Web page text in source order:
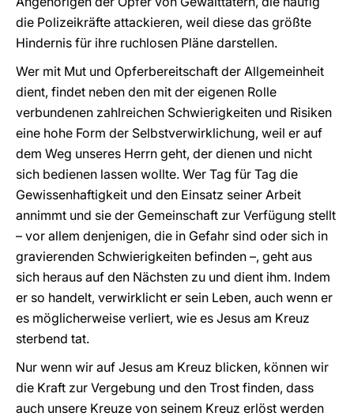
die Polizeikräfte attackieren, weil diese das größte
Hindernis für ihre ruchlosen Pläne darstellen.
Wer mit Mut und Opferbereitschaft der Allgemeinheit
dient, findet neben den mit der eigenen Rolle
verbundenen zahlreichen Schwierigkeiten und Risiken
eine hohe Form der Selbstverwirklichung, weil er auf
dem Weg unseres Herrn geht, der dienen und nicht
sich bedienen lassen wollte. Wer Tag für Tag die
Gewissenhaftigkeit und den Einsatz seiner Arbeit
annimmt und sie der Gemeinschaft zur Verfügung stellt
– vor allem denjenigen, die in Gefahr sind oder sich in
gravierenden Schwierigkeiten befinden –, geht aus
sich heraus auf den Nächsten zu und dient ihm. Indem
er so handelt, verwirklicht er sein Leben, auch wenn er
es möglicherweise verliert, wie es Jesus am Kreuz
sterbend tat.
Nur wenn wir auf Jesus am Kreuz blicken, können wir
die Kraft zur Vergebung und den Trost finden, dass
auch unsere Kreuze von seinem Kreuz erlöst werden